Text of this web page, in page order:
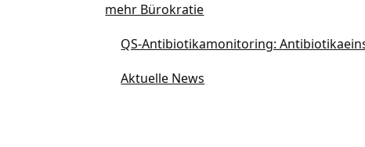
mehr Bürokratie
QS-Antibiotikamonitoring:
Aktuelle News